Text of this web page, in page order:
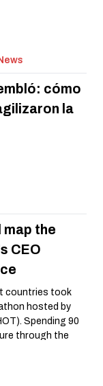
cómo
la
the
CEO
countries took
hosted by
Spending 90
through the
global